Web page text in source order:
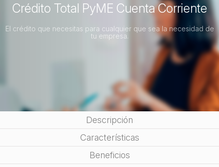
Crédito Total PyME Cuenta Corriente
El crédito que necesitas para cualquier que sea la necesidad de
tu empresa.
Descripción
Características
Beneficios